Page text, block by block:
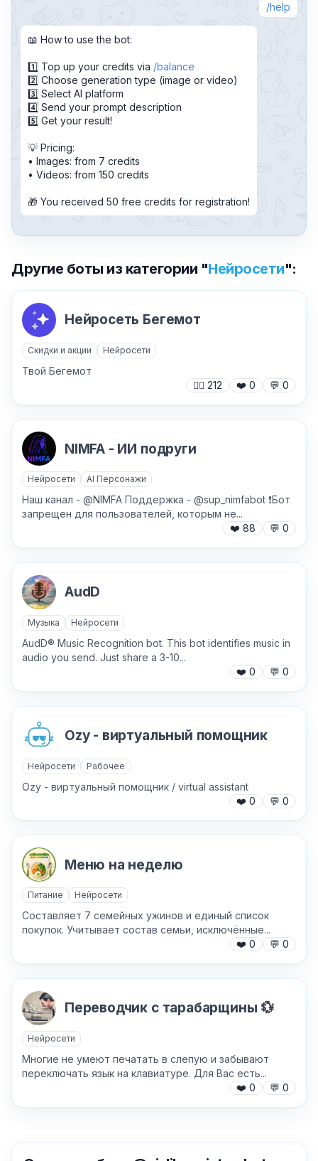
Причина жалобы*
Хочу получить ответ на email
Отправить
help
📖 How to use the bot:
1️⃣ Top up your credits via balance
2️⃣ Choose generation type (image or video)
3️⃣ Select AI platform
4️⃣ Send your prompt description
5️⃣ Get your result!
💡 Pricing:
• Images: from 7 credits
• Videos: from 150 credits
🎁 You received ⁨50⁩ free credits for registration!
Другие боты из категории "Нейросети":
Нейросеть Бегемот
Скидки и акции Нейросети
Твой Бегемот
🙍‍♂️ 212 ❤️ 0 💬 0
NIMFA - ИИ подруги
Нейросети AI Персонажи
Наш канал - @NIMFA Поддержка - @sup_nimfabot ❗️Бот
запрещен для пользователей, которым не...
❤️ 88 💬 0
AudD
Музыка Нейросети
AudD® Music Recognition bot. This bot identifies music in
audio you send. Just share a 3-10...
❤️ 0 💬 0
Ozy - виртуальный помощник
Нейросети Рабочее
Ozy - виртуальный помощник / virtual assistant
❤️ 0 💬 0
Меню на неделю
Питание Нейросети
Составляет 7 семейных ужинов и единый список
покупок. Учитывает состав семьи, исключённые...
❤️ 0 💬 0
Переводчик с тарабарщины 💱
Нейросети
Многие не умеют печатать в слепую и забывают
переключать язык на клавиатуре. Для Вас есть...
❤️ 0 💬 0